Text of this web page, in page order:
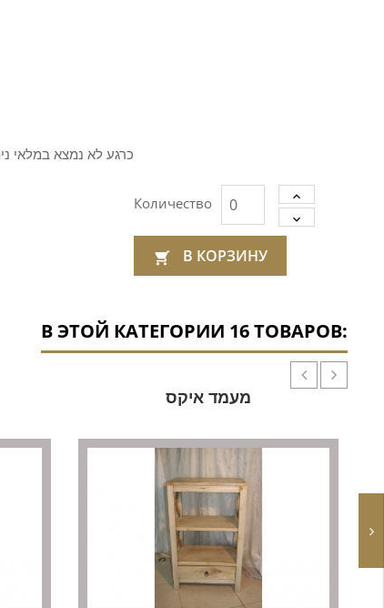
כרגע לא נמצא במלאי
Количество
 В КОРЗИНУ
В ЭТОЙ КАТЕГОРИИ 16 ТОВАРОВ:
מעמד איקס